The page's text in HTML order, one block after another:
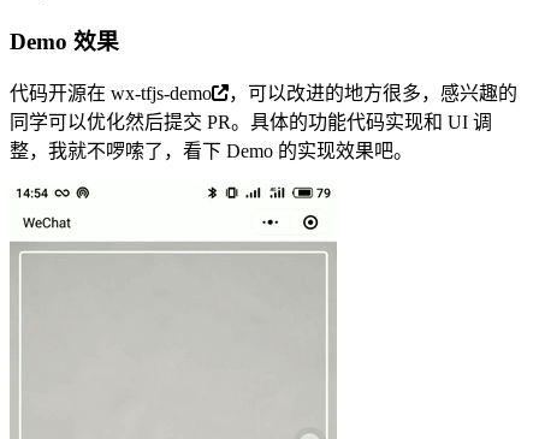
Demo 效果
代码开源在 wx-tfjs-demo
，可以改进的地方很多，感兴趣的
同学可以优化然后提交 PR。具体的功能代码实现和 UI 调
整，我就不啰嗦了，看下 Demo 的实现效果吧。